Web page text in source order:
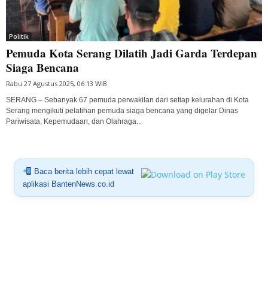
Politik
Pemuda Kota Serang Dilatih Jadi Garda Terdepan
Siaga Bencana
Rabu 27 Agustus 2025, 06:13 WIB
SERANG – Sebanyak 67 pemuda perwakilan dari setiap kelurahan di Kota
Serang mengikuti pelatihan pemuda siaga bencana yang digelar Dinas
Pariwisata, Kepemudaan, dan Olahraga...
Baca berita lebih cepat lewat
aplikasi BantenNews.co.id